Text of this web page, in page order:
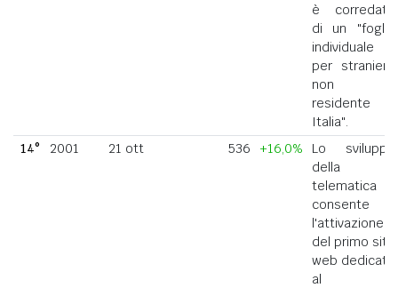
è corredato
di un "foglio
individuale
per straniero
non
residente in
Italia".
14°
2001 21 ott 536 +16,0%
Lo sviluppo
della
telematica
consente
l'attivazione
del primo sito
web dedicato
al